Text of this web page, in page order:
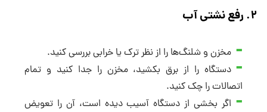
۲. رفع نشتی آب
مخزن و شلنگ‌ها را از نظر ترک یا خرابی بررسی کنید.
دستگاه را از برق بکشید، مخزن را جدا کنید و تمام
اتصالات را چک کنید.
اگر بخشی از دستگاه آسیب دیده است، آن را تعویض